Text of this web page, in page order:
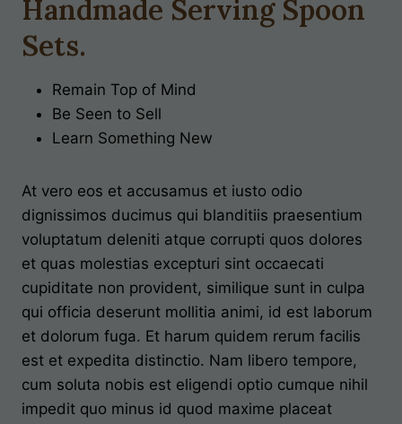
Handmade Serving Spoon
Sets.
Remain Top of Mind
Be Seen to Sell
Learn Something New
At vero eos et accusamus et iusto odio
dignissimos ducimus qui blanditiis praesentium
voluptatum deleniti atque corrupti quos dolores
et quas molestias excepturi sint occaecati
cupiditate non provident, similique sunt in culpa
qui officia deserunt mollitia animi, id est laborum
et dolorum fuga. Et harum quidem rerum facilis
est et expedita distinctio. Nam libero tempore,
cum soluta nobis est eligendi optio cumque nihil
impedit quo minus id quod maxime placeat